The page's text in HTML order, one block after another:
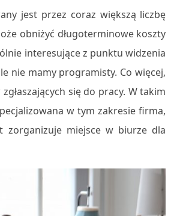
jest przez coraz większą liczbę
obniżyć długoterminowe koszty
interesujące z punktu widzenia
nie mamy programisty. Co więcej,
się do pracy. W takim
w tym zakresie firma,
zorganizuje miejsce w biurze dla